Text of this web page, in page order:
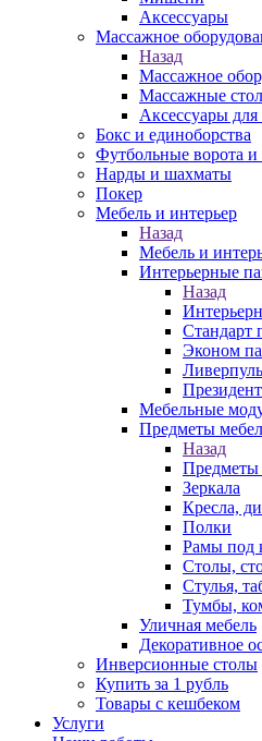
Аксессуары
Массажное
Назад
Массажное
Массажные
Аксессуары для
Бокс и единоборства
Футбольные ворота и
Нарды и шахматы
Покер
Мебель и интерьер
Назад
Мебель и
Интерьерные
Назад
Стандарт
Эконом
Мебельные
Предметы
Назад
Предметы
Зеркала
Кресла,
Полки
Рамы под
Столы,
Стулья,
Тумбы,
Уличная мебель
Декоративное
Инверсионные столы
Купить за 1 рубль
Товары с кешбеком
Услуги